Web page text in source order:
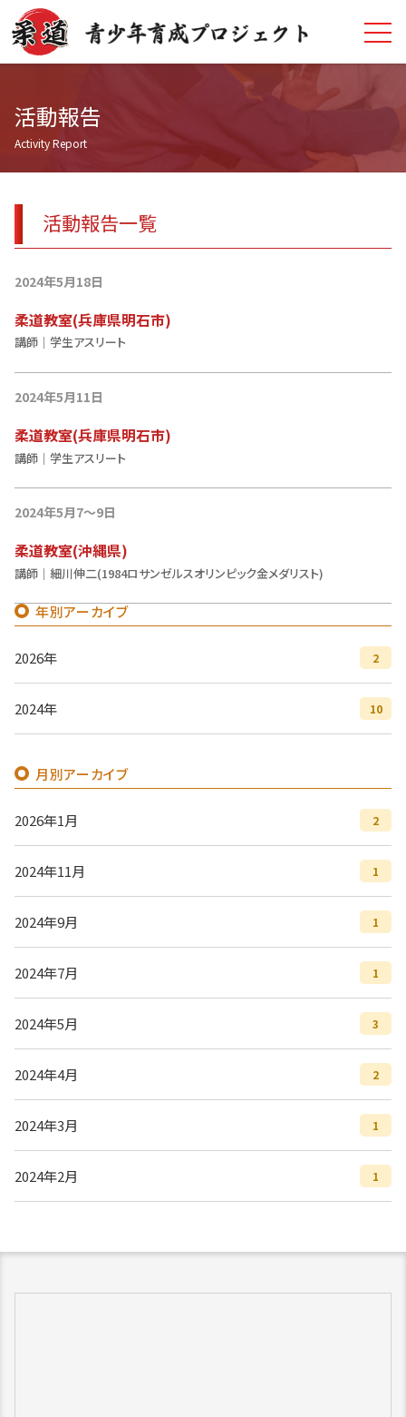
活動報告
Activity Report
活動報告一覧
2024年5月18日
柔道教室(兵庫県明石市)
講師｜学生アスリート
2024年5月11日
柔道教室(兵庫県明石市)
講師｜学生アスリート
2024年5月7〜9日
柔道教室(沖縄県)
講師｜細川伸二(1984ロサンゼルスオリンピック金メダリスト)
年別アーカイブ
2026年 2
2024年 10
月別アーカイブ
2026年1月 2
2024年11月 1
2024年9月 1
2024年7月 1
2024年5月 3
2024年4月 2
2024年3月 1
2024年2月 1